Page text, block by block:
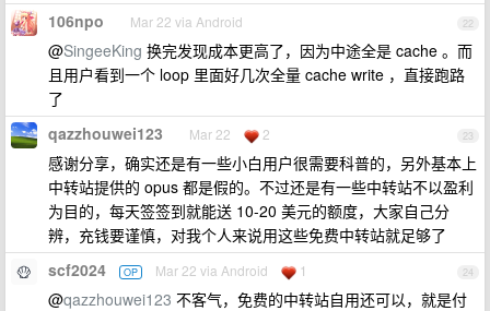
22
106npo Mar 22 via Android
@SingeeKing 换完发现成本更高了，因为中途全是 cache 。而
且用户看到一个 loop 里面好几次全量 cache write ，直接跑路
了
23
qazzhouwei123 Mar 22 2
感谢分享，确实还是有一些小白用户很需要科普的，另外基本上
中转站提供的 opus 都是假的。不过还是有一些中转站不以盈利
为目的，每天签签到就能送 10-20 美元的额度，大家自己分
辨，充钱要谨慎，对我个人来说用这些免费中转站就足够了
24
scf2024 OP Mar 22 via Android 1
@qazzhouwei123 不客气，免费的中转站自用还可以，就是付